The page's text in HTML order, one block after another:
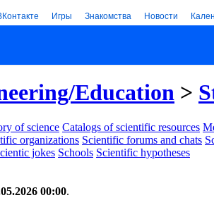
Игры Знакомства Новости
Education >
of science Catalogs of scientific resources
organizations Scientific forums and chats
jokes Schools Scientific hypotheses
00:00.